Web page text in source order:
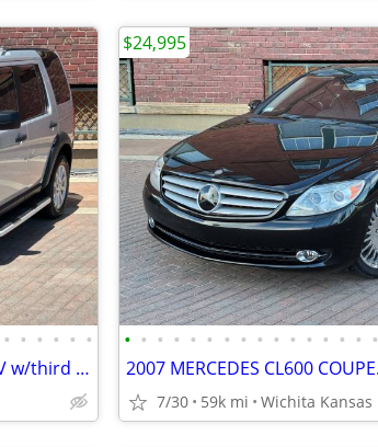
• • • • • •
2008 Land Rover LR3 SE 4x4 4dr SUV w/third row. CLEAN NO ACCIDENTS!
• • • • • • • • • • • • • • • •
7/30 59k mi Wichita Kansas
$24,995